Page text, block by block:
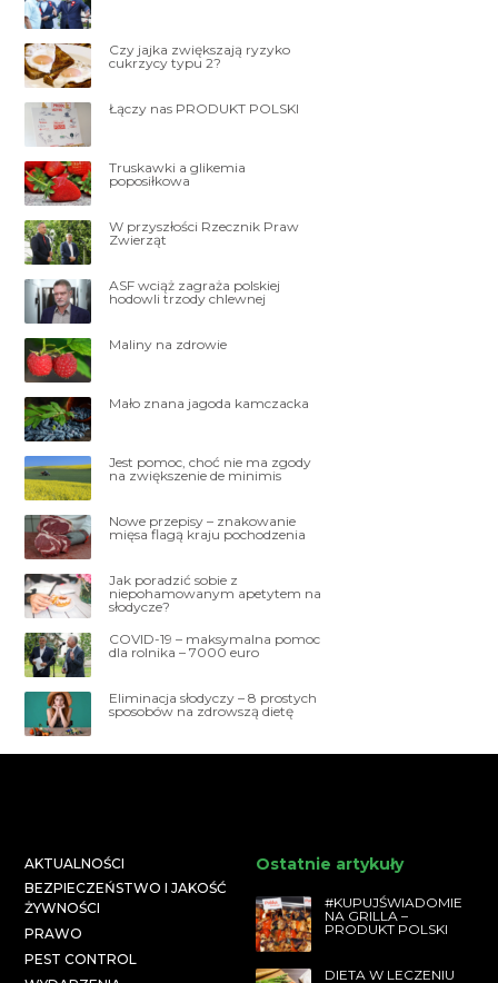
Czy jajka zwiększają ryzyko
cukrzycy typu 2?
Łączy nas PRODUKT POLSKI
Truskawki a glikemia
poposiłkowa
W przyszłości Rzecznik Praw
Zwierząt
ASF wciąż zagraża polskiej
hodowli trzody chlewnej
Maliny na zdrowie
Mało znana jagoda kamczacka
Jest pomoc, choć nie ma zgody
na zwiększenie de minimis
Nowe przepisy – znakowanie
mięsa flagą kraju pochodzenia
Jak poradzić sobie z
niepohamowanym apetytem na
słodycze?
COVID-19 – maksymalna pomoc
dla rolnika – 7000 euro
Eliminacja słodyczy – 8 prostych
sposobów na zdrowszą dietę
AKTUALNOŚCI
BEZPIECZEŃSTWO I JAKOŚĆ
ŻYWNOŚCI
PRAWO
PEST CONTROL
Ostatnie artykuły
#KUPUJŚWIADOMIE
NA GRILLA –
PRODUKT POLSKI
DIETA W LECZENIU